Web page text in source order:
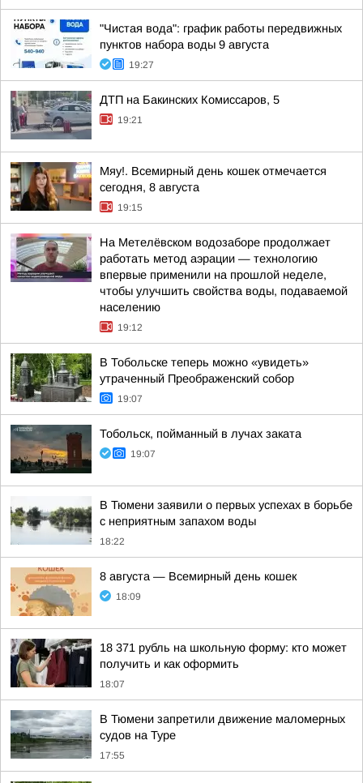
"Чистая вода": график работы передвижных
пунктов набора воды 9 августа
19:27
ДТП на Бакинских Комиссаров, 5
19:21
Мяу!. Всемирный день кошек отмечается
сегодня, 8 августа
19:15
На Метелёвском водозаборе продолжает
работать метод аэрации — технологию
впервые применили на прошлой неделе,
чтобы улучшить свойства воды, подаваемой
населению
19:12
В Тобольске теперь можно «увидеть»
утраченный Преображенский собор
19:07
Тобольск, пойманный в лучах заката
19:07
В Тюмени заявили о первых успехах в борьбе
с неприятным запахом воды
18:22
8 августа — Всемирный день кошек
18:09
18 371 рубль на школьную форму: кто может
получить и как оформить
18:07
В Тюмени запретили движение маломерных
судов на Туре
17:55